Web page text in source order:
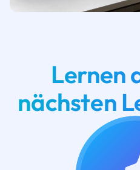
Lernen
nächsten